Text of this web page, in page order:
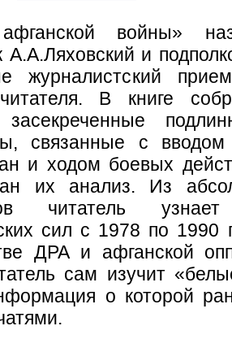
войны»
А.А.Ляховский и
журналистский
В книге
засекреченные
связанные с вводом
и ходом боевых
их анализ. Из
читатель
сил с 1978 по 1990
ДРА и афганской
сам изучит
о которой